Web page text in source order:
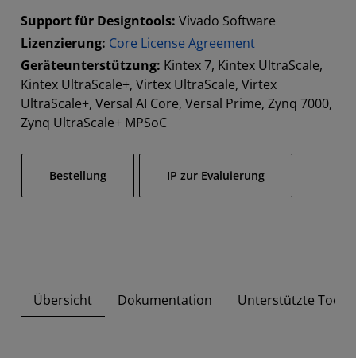
Support für Designtools: Vivado Software
Lizenzierung: Core License Agreement
Geräteunterstützung: Kintex 7, Kintex UltraScale,
Kintex UltraScale+, Virtex UltraScale, Virtex
UltraScale+, Versal AI Core, Versal Prime, Zynq 7000,
Zynq UltraScale+ MPSoC
Bestellung​ IP zur Evaluierung
Übersicht Dokumentation Unterstützte Tool-